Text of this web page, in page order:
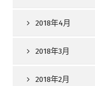
2018年4月
2018年3月
2018年2月